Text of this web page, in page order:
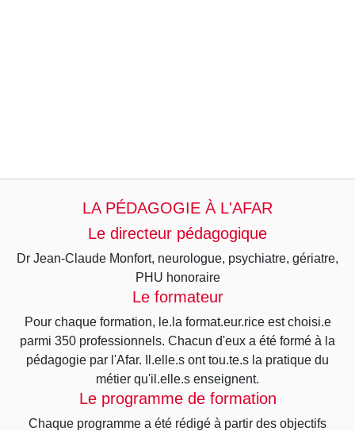
LA PÉDAGOGIE À L'AFAR
Le directeur pédagogique
Dr Jean-Claude Monfort, neurologue, psychiatre, gériatre,
PHU honoraire
Le formateur
Pour chaque formation, le.la format.eur.rice est choisi.e
parmi 350 professionnels. Chacun d'eux a été formé à la
pédagogie par l'Afar. Il.elle.s ont tou.te.s la pratique du
métier qu'il.elle.s enseignent.
Le programme de formation
Chaque programme a été rédigé à partir des objectifs